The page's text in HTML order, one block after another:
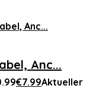
Anc...
€7.99Aktueller